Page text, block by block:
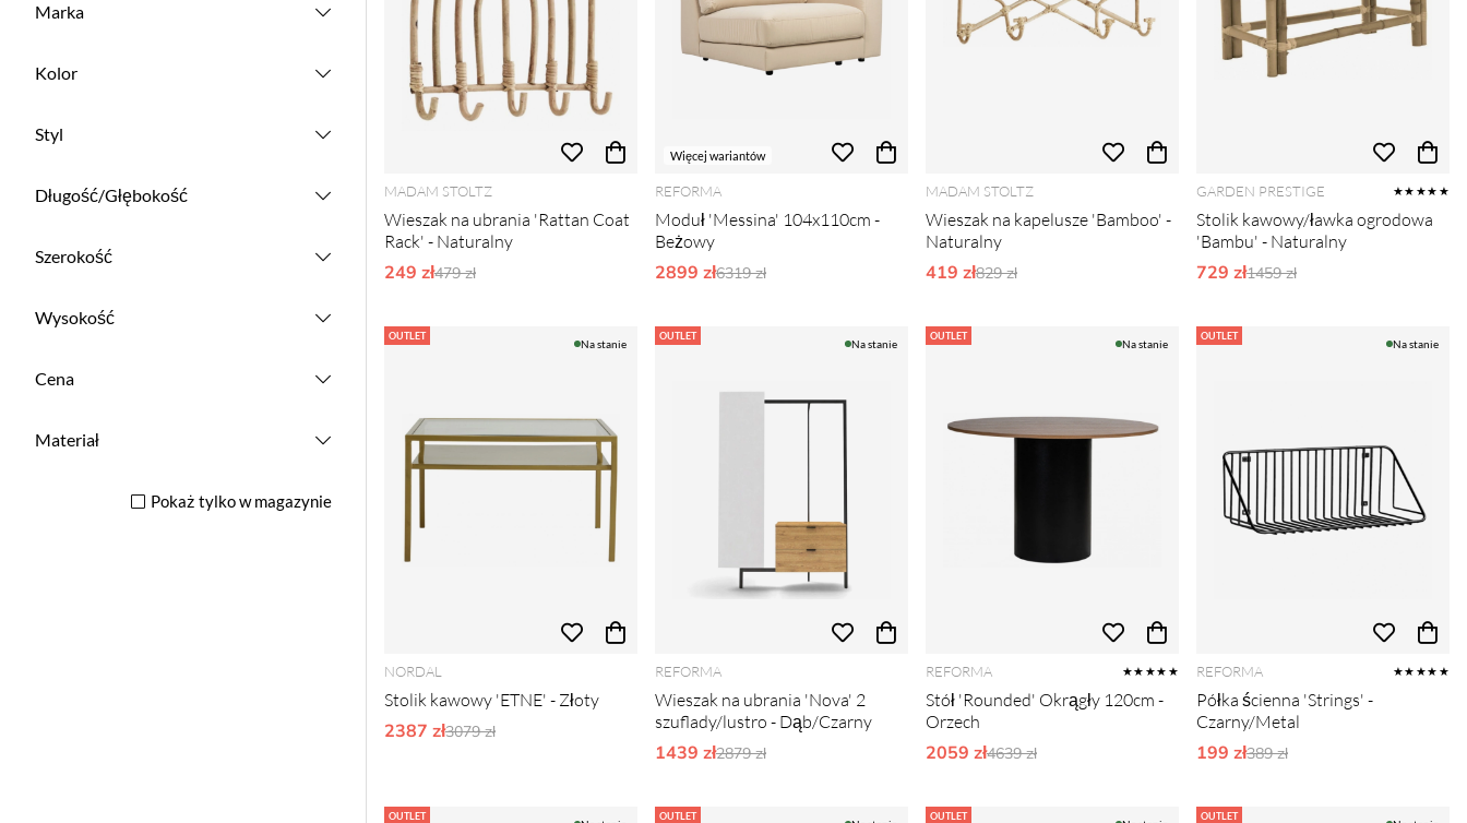
Marka
Kolor
Styl
Długość/Głębokość
Szerokość
Wysokość
Cena
Materiał
Pokaż tylko w magazynie
MADAM STOLTZ
Wieszak na ubrania 'Rattan Coat
Rack' - Naturalny
249 złOrdynarne ceny:
479 zł
Więcej wariantów
REFORMA
Moduł 'Messina' 104x110cm -
Beżowy
2899 złOrdynarne ceny:
6319 zł
MADAM STOLTZ
Wieszak na kapelusze 'Bamboo' -
Naturalny
419 złOrdynarne ceny:
829 zł
GARDEN PRESTIGE ★★★★★
Stolik kawowy/ławka ogrodowa
'Bambu' - Naturalny
729 złOrdynarne ceny:
1459 zł
OUTLET
Na stanie
NORDAL
Stolik kawowy 'ETNE' - Złoty
2387 złOrdynarne ceny:
3079 zł
OUTLET
Na stanie
REFORMA
Wieszak na ubrania 'Nova' 2
szuflady/lustro - Dąb/Czarny
1439 złOrdynarne ceny:
2879 zł
OUTLET
Na stanie
REFORMA ★★★★★
Stół 'Rounded' Okrągły 120cm -
Orzech
2059 złOrdynarne ceny:
4639 zł
OUTLET
Na stanie
REFORMA ★★★★★
Półka ścienna 'Strings' -
Czarny/Metal
199 złOrdynarne ceny:
389 zł
OUTLET OUTLET OUTLET OUTLET